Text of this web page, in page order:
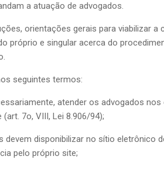
a atuação de advogados.
orientações gerais para viabilizar
próprio e singular acerca do
seguintes termos:
atender os advogados
7o, VIII, Lei 8.906/94);
disponibilizar no sítio eletrônico
pelo próprio site;